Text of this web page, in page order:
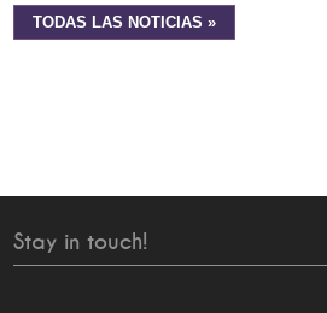
TODAS LAS NOTICIAS »
Stay in touch!